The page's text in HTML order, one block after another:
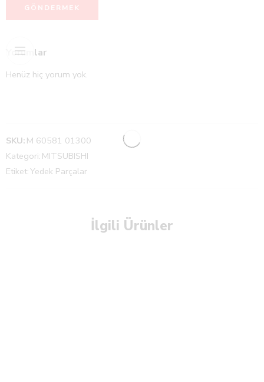
Yorumlar
Henüz hiç yorum yok.
SKU: M 60581 01300
Kategori: MITSUBISHI
Etiket:Yedek Parçalar
İlgili Ürünler